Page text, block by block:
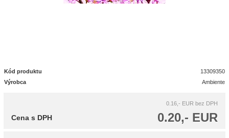
Kód produktu
13309350
Výrobca
Ambiente
0.16,- EUR bez DPH
0.20,- EUR
Cena s DPH